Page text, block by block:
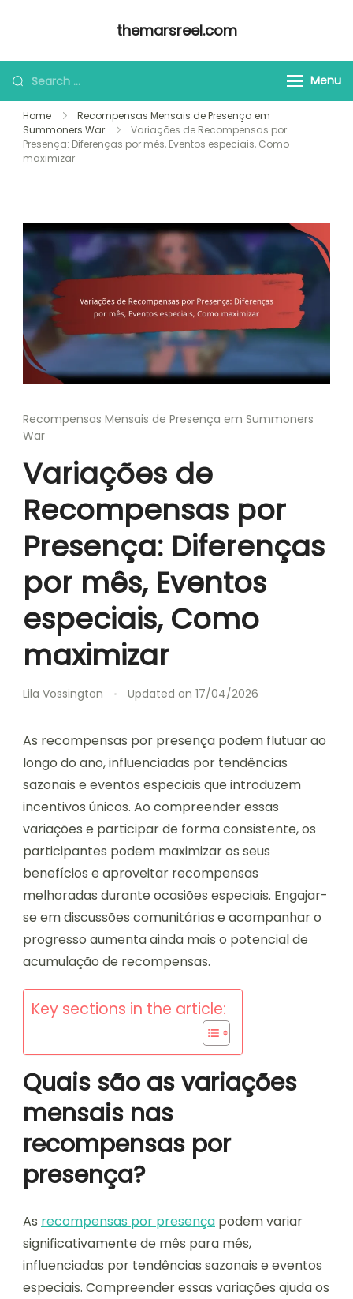
themarsreel.com
Looking
for
Something?
Menu
Home
Recompensas Mensais de Presença em
Summoners War
Variações de Recompensas por
Presença: Diferenças por mês, Eventos especiais, Como
maximizar
Recompensas Mensais de Presença em Summoners
War
Variações de
Recompensas por
Presença: Diferenças
por mês, Eventos
especiais, Como
maximizar
Lila Vossington Updated on 17/04/2026
As recompensas por presença podem flutuar ao
longo do ano, influenciadas por tendências
sazonais e eventos especiais que introduzem
incentivos únicos. Ao compreender essas
variações e participar de forma consistente, os
participantes podem maximizar os seus
benefícios e aproveitar recompensas
melhoradas durante ocasiões especiais. Engajar-
se em discussões comunitárias e acompanhar o
progresso aumenta ainda mais o potencial de
acumulação de recompensas.
Key sections in the article:
Quais são as variações
mensais nas
recompensas por
presença?
As recompensas por presença podem variar
significativamente de mês para mês,
influenciadas por tendências sazonais e eventos
especiais. Compreender essas variações ajuda os